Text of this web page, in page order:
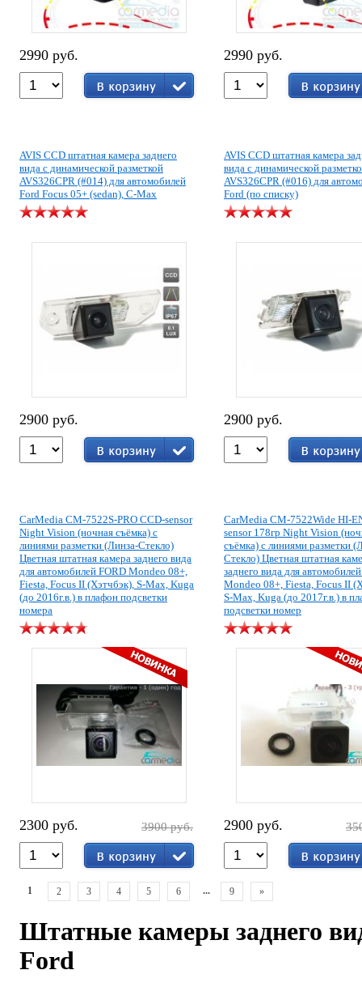
2990 руб. 2990 руб.
AVIS CCD штатная камера заднего
вида с динамической разметкой
AVS326CPR (#014) для автомобилей
Ford Focus 05+ (sedan), C-Max
2900 руб.
AVIS CCD штатная камера
вида с динамической
AVS326CPR (#016) для
Ford (по списку)
2900 руб.
CarMedia CM-7522S-PRO CCD-sensor
Night Vision (ночная съёмка) с
линиями разметки (Линза-Стекло)
Цветная штатная камера заднего вида
для автомобилей FORD Mondeo 08+,
Fiesta, Focus II (Хэтчбэк), S-Max, Kuga
(до 2016г.в.) в плафон подсветки
номера
2300 руб. 3900 руб.
CarMedia CM-7522Wide HI-
sensor 178гр Night Vision
съёмка) с линиями разметки
Стекло) Цветная штатная
заднего вида для
Mondeo 08+, Fiesta, Focus II
S-Max, Kuga (до 2017г.в.) в
подсветки номер
2900 руб.
1 2 3 4 5 6 ... 9 »
Штатные камеры заднего
Ford